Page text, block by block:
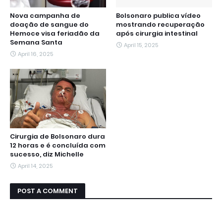
Nova campanha de
doação de sangue do
Hemoce visa feriadão da
Semana Santa
April 16, 2025
Bolsonaro publica vídeo
mostrando recuperação
após cirurgia intestinal
April 15, 2025
Cirurgia de Bolsonaro dura
12 horas e é concluída com
sucesso, diz Michelle
April 14, 2025
POST A COMMENT